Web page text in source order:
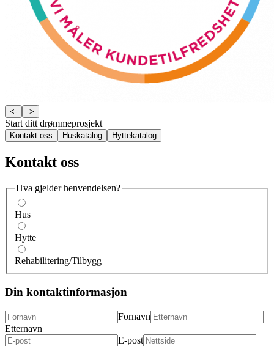
<- ->
Start ditt drømmeprosjekt
Kontakt oss Huskatalog Hyttekatalog
Kontakt oss
Hva gjelder henvendelsen?
Hus
Hytte
Rehabilitering/Tilbygg
Din kontaktinformasjon
Fornavn
Etternavn
E-post